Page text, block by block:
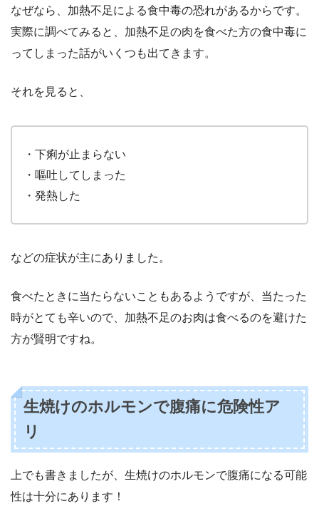
なぜなら、加熱不足による食中毒の恐れがあるからです。
実際に調べてみると、加熱不足の肉を食べた方の食中毒に
ってしまった話がいくつも出てきます。
それを見ると、
・下痢が止まらない
・嘔吐してしまった
・発熱した
などの症状が主にありました。
食べたときに当たらないこともあるようですが、当たった
時がとても辛いので、加熱不足のお肉は食べるのを避けた
方が賢明ですね。
生焼けのホルモンで腹痛に危険性ア
リ
上でも書きましたが、生焼けのホルモンで腹痛になる可能
性は十分にあります！